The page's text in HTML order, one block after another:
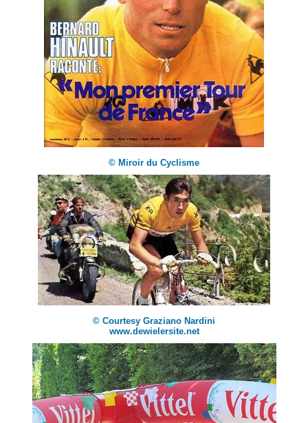
© Miroir du Cyclisme
© Courtesy Graziano Nardini
www.dewielersite.net